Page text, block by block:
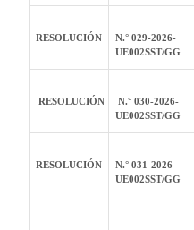
RESOLUCIÓN
N.° 029-2026-
UE002SST/GG
RESOLUCIÓN
N.° 030-2026-
UE002SST/GG
RESOLUCIÓN
N.° 031-2026-
UE002SST/GG